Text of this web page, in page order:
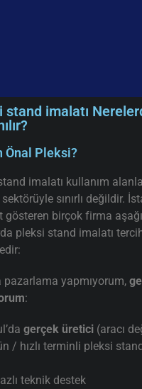
stand imalatı
Önal Pleksi?
imalatı kullanım
sınırlı değildir.
gösteren birçok firma
pleksi stand imalatı
pazarlama yapmıyorum,
:
gerçek üretici (aracı
/ hızlı terminli pleksi
teknik destek